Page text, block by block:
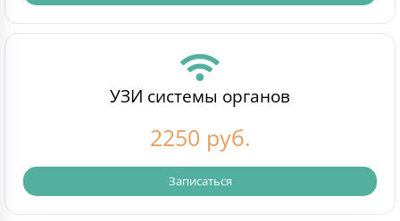
УЗИ системы органов
2250 руб.
Записаться